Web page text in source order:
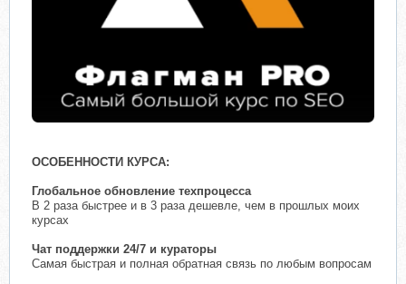
ОСОБЕННОСТИ КУРСА:
Глобальное обновление техпроцесса
В 2 раза быстрее и в 3 раза дешевле, чем в прошлых моих
курсах
Чат поддержки 24/7 и кураторы
Самая быстрая и полная обратная связь по любым вопросам